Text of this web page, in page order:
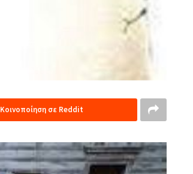
Κοινοποίηση σε Reddit